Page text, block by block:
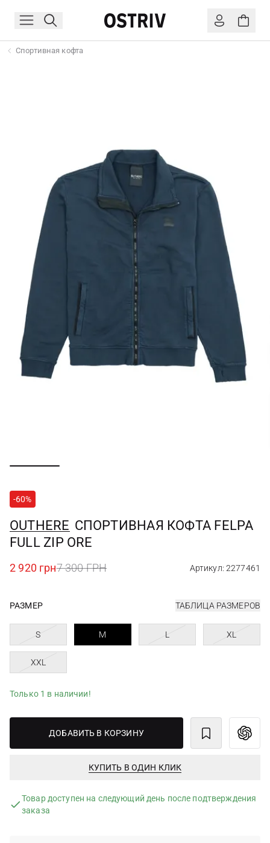
Спортивная кофта
-60%
OUTHERE СПОРТИВНАЯ КОФТА FELPA
FULL ZIP ORE
2 920 грн7 300 ГРН Артикул: 2277461
РАЗМЕР ТАБЛИЦА РАЗМЕРОВ
S M L XL
XXL
Только 1 в наличии!
ДОБАВИТЬ В КОРЗИНУ
КУПИТЬ В ОДИН КЛИК
Товар доступен на следующий день после подтверждения
заказа